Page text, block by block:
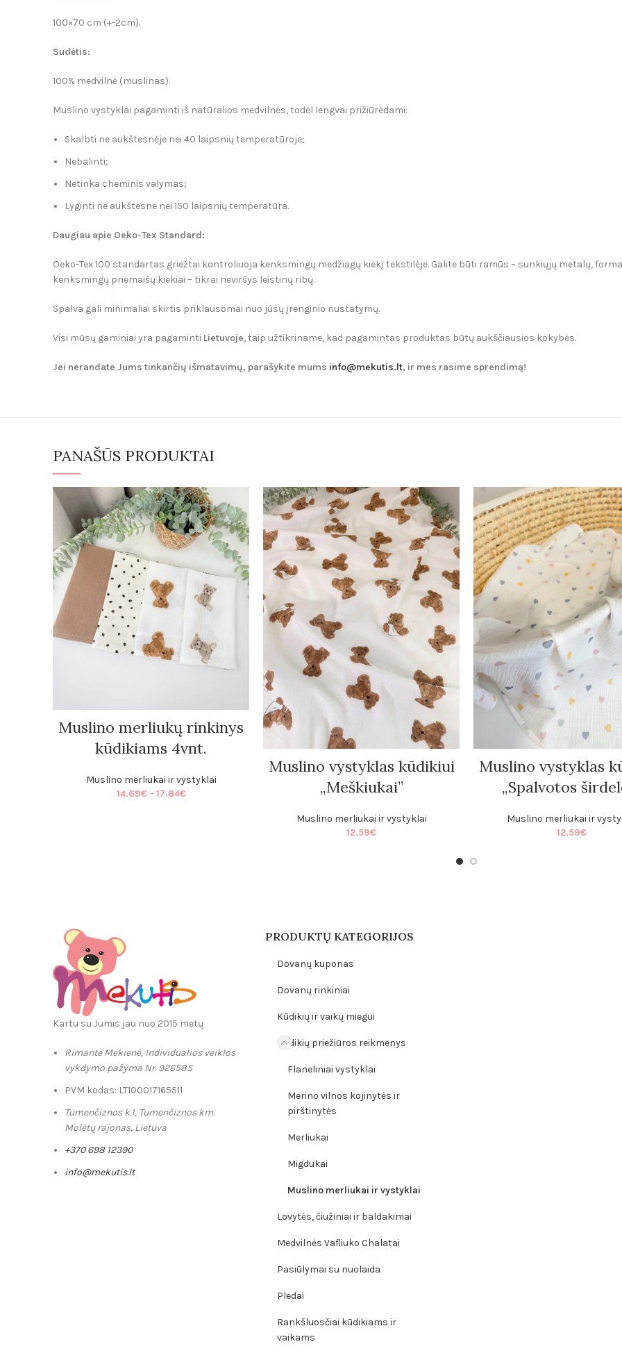
100×70 cm (+-2cm).
Sudėtis:
100% medvilnė (muslinas).
Muslino vystyklai pagaminti iš natūralios medvilnės, todėl lengvai prižiūrėdami:
Skalbti ne aukštesnėje nei 40 laipsnių temperatūroje;
Nebalinti;
Netinka cheminis valymas;
Lyginti ne aukštesne nei 150 laipsnių temperatūra.
Daugiau apie Oeko-Tex Standard:
Oeko-Tex 100 standartas griežtai kontroliuoja kenksmingų medžiagų kiekį tekstilėje. Galite būti ramūs – sunkiųjų metalų,
kenksmingų priemaišų kiekiai – tikrai neviršys leistinų ribų.
Spalva gali minimaliai skirtis priklausomai nuo jūsų įrenginio nustatymų.
Visi mūsų gaminiai yra pagaminti Lietuvoje, taip užtikriname, kad pagamintas produktas būtų aukščiausios kokybės.
Jei nerandate Jums tinkančių išmatavimų, parašykite mums info@mekutis.lt, ir mes rasime sprendimą!
PANAŠŪS PRODUKTAI
Muslino merliukų rinkinys
kūdikiams 4vnt.
Muslino merliukai ir vystyklai
14.69€ – 17.84€Price
Muslino vystyklas kūdikiui
„Meškiukai”
Muslino merliukai ir vystyklai
12.59€
Muslino vystyklas
„Spalvotos
Muslino merliukai ir
12.59€
Kartu su Jumis jau nuo 2015 metų
Rimantė Mekienė, Individualios veiklos
vykdymo pažyma Nr. 926585
PVM kodas: LT100017165511
Tumenčiznos k.1, Tumenčiznos km.
Molėtų rajonas, Lietuva
+370 698 12390
info@mekutis.lt
PRODUKTŲ KATEGORIJOS
Dovanų kuponas
Dovanų rinkiniai
Kūdikių ir vaikų miegui
Kūdikių priežiūros reikmenys
Flaneliniai vystyklai
Merino vilnos kojinytės ir
pirštinytės
Merliukai
Migdukai
Muslino merliukai ir vystyklai
Lovytės, čiužiniai ir baldakimai
Medvilnės Vafliuko Chalatai
Pasiūlymai su nuolaida
Pledai
Rankšluosčiai kūdikiams ir
vaikams